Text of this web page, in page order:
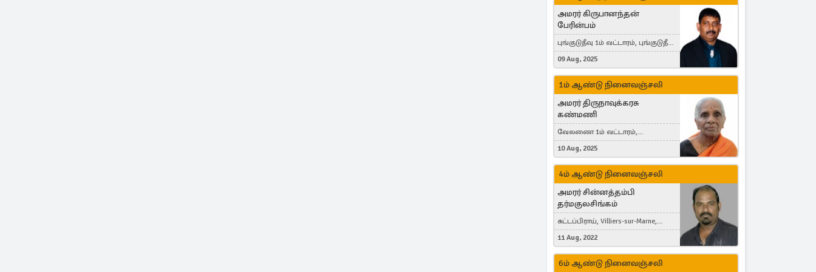
அமரர் கிருபானந்தன்
பேரின்பம்
புங்குடுதீவு 1ம் வட்டாரம், புங்குடுதீவு,
India, Lausanne, Switzerland
09 Aug, 2025
1ம் ஆண்டு நினைவஞ்சலி
அமரர் திருநாவுக்கரசு
கண்மணி
வேலணை 1ம் வட்டாரம்,
மண்கும்பான் மேற்கு, Liestal,
Switzerland
10 Aug, 2025
4ம் ஆண்டு நினைவஞ்சலி
அமரர் சின்னத்தம்பி
தர்மகுலசிங்கம்
கட்டப்பிராய், Villiers-sur-Marne,
France
11 Aug, 2022
6ம் ஆண்டு நினைவஞ்சலி